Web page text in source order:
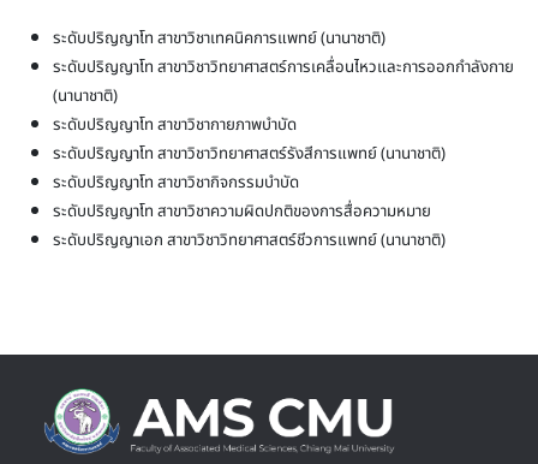
ระดับปริญญาโท สาขาวิชาเทคนิคการแพทย์ (นานาชาติ)
ระดับปริญญาโท สาขาวิชาวิทยาศาสตร์การเคลื่อนไหวและการออกกำลังกาย
(นานาชาติ)
ระดับปริญญาโท สาขาวิชากายภาพบำบัด
ระดับปริญญาโท สาขาวิชาวิทยาศาสตร์รังสีการแพทย์ (นานาชาติ)
ระดับปริญญาโท สาขาวิชากิจกรรมบำบัด
ระดับปริญญาโท สาขาวิชาความผิดปกติของการสื่อความหมาย
ระดับปริญญาเอก สาขาวิชาวิทยาศาสตร์ชีวการแพทย์ (นานาชาติ)